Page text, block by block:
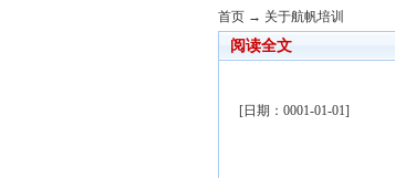
首页 → 关于航帆培训
阅读全文
[日期：0001-01-01]